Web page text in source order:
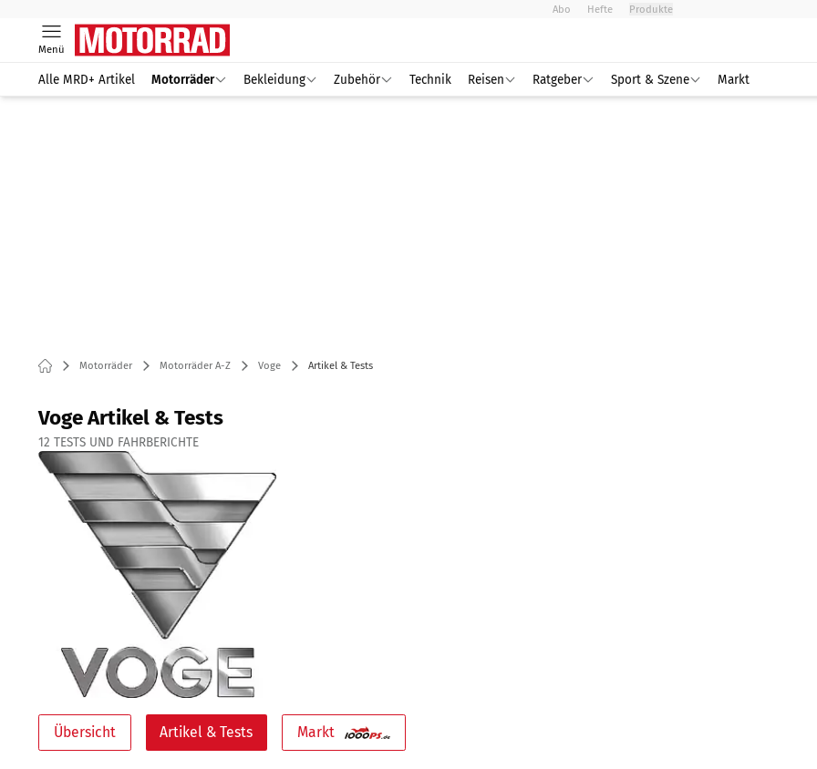
Abo Hefte Produkte
Menü
Alle MRD+ Artikel Motorräder Bekleidung Zubehör Technik Reisen Ratgeber Sport & Szene Markt
Motorräder Motorräder A-Z Voge Artikel & Tests
Voge Artikel & Tests
12 TESTS UND FAHRBERICHTE
Übersicht Artikel & Tests Markt